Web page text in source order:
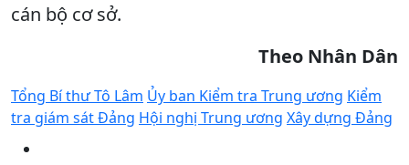
cán bộ cơ sở.
Theo Nhân Dân
Tổng Bí thư Tô Lâm Ủy ban Kiểm tra Trung ương Kiểm
tra giám sát Đảng Hội nghị Trung ương Xây dựng Đảng